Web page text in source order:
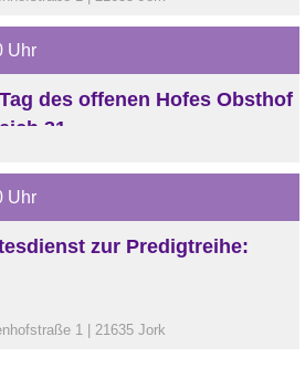
Uhr
des offenen Hofes Obsthof
31
Uhr
zur Predigtreihe:
1 | 21635 Jork